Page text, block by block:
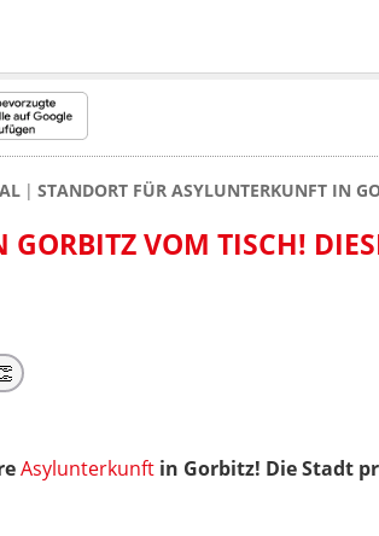
STANDORT FÜR ASYLUNTERKUNFT IN
VOM TISCH!
Asylunterkunft in Gorbitz! Die Stadt